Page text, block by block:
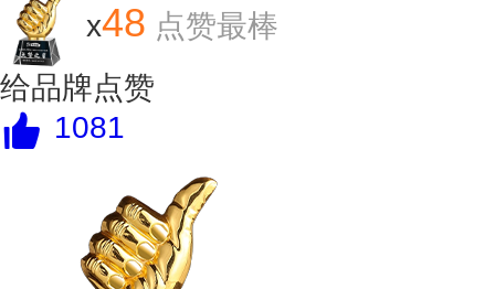
x48 点赞最棒
给品牌点赞
1081